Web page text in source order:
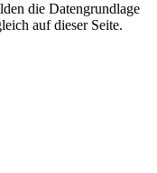
die Datengrundlage
auf dieser Seite.